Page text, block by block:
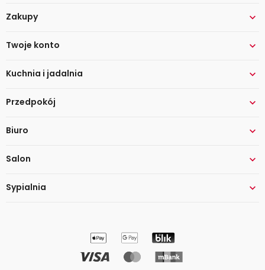
Zakupy 
Twoje konto 
Kuchnia i jadalnia 
Przedpokój 
Biuro 
Salon 
Sypialnia 